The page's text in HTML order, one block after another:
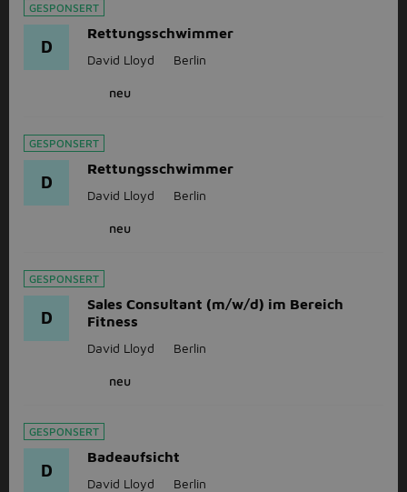
GESPONSERT
D
Rettungsschwimmer
David Lloyd Berlin
neu
GESPONSERT
D
Rettungsschwimmer
David Lloyd Berlin
neu
GESPONSERT
D
Sales Consultant (m/w/d) im Bereich
Fitness
David Lloyd Berlin
neu
GESPONSERT
D
Badeaufsicht
David Lloyd Berlin